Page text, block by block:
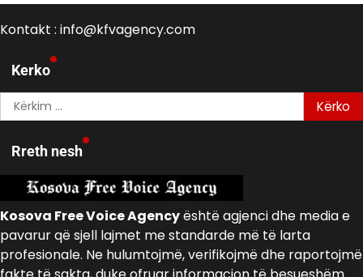
Kontakt : info@kfvagency.com
Kerko
Kërko
për:
Rreth nesh
Kosova Free Voice Agencyështë agjenci dhe media e
pavarur që sjell lajmet me standarde më të larta
profesionale. Ne hulumtojmë, verifikojmë dhe raportojmë